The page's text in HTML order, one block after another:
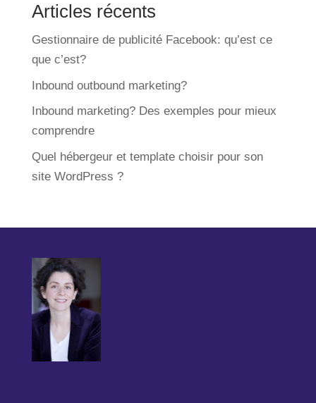
Articles récents
Gestionnaire de publicité Facebook: qu’est ce
que c’est?
Inbound outbound marketing?
Inbound marketing? Des exemples pour mieux
comprendre
Quel hébergeur et template choisir pour son
site WordPress ?